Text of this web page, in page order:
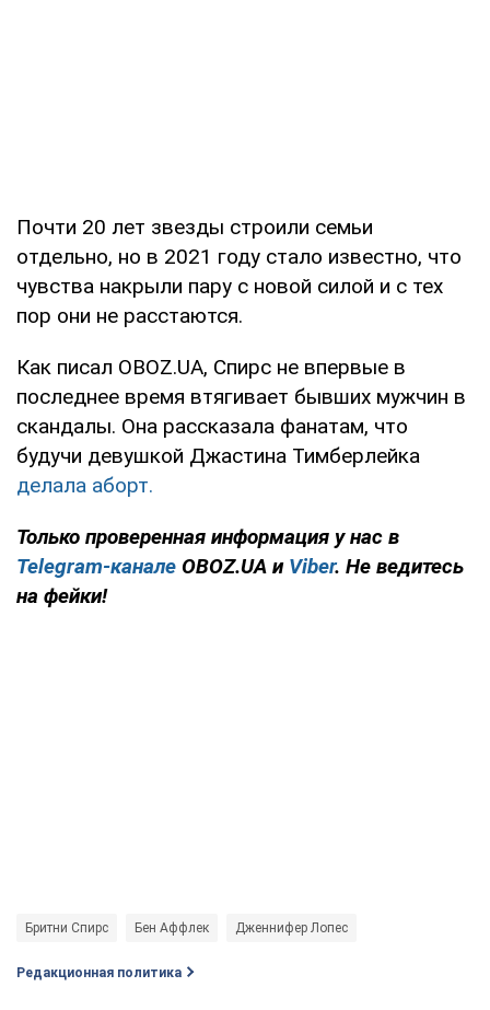
Почти 20 лет звезды строили семьи
отдельно, но в 2021 году стало известно, что
чувства накрыли пару с новой силой и с тех
пор они не расстаются.
Как писал OBOZ.UA, Спирс не впервые в
последнее время втягивает бывших мужчин в
скандалы. Она рассказала фанатам, что
будучи девушкой Джастина Тимберлейка
делала аборт.
Только проверенная информация у нас в
Telegram-канале OBOZ.UA и Viber. Не ведитесь
на фейки!
Бритни Спирс Бен Аффлек Дженнифер Лопес
Редакционная политика